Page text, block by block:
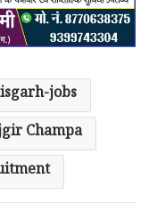
jobs
Champa